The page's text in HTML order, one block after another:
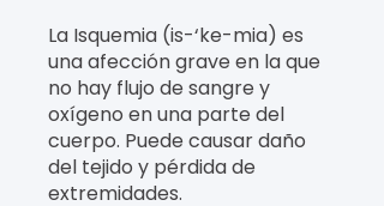
La Isquemia (is-‘ke-mia) es
una afección grave en la que
no hay flujo de sangre y
oxígeno en una parte del
cuerpo. Puede causar daño
del tejido y pérdida de
extremidades.